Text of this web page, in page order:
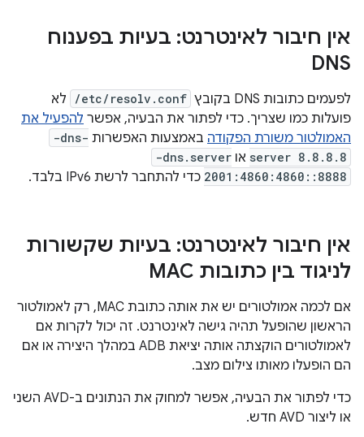
אין חיבור לאינטרנט: בעיות בפענוח
DNS
לפעמים כתובות DNS בקובץ /etc/resolv.conf
לא
פועלות כמו שצריך. כדי לפתור את הבעיה, אפשר להפעיל את
האמולטור משורת הפקודה באמצעות האפשרות -dns-
server 8.8.8.8 או -dns.server
2001:4860:4860::8888 כדי להתחבר לרשת IPv6 בלבד.
אין חיבור לאינטרנט: בעיות שקשורות
לניגוד בין כתובות MAC
אם לכמה אמולטורים יש את אותה כתובת MAC, רק לאמולטור
הראשון שהופעל תהיה גישה לאינטרנט. זה יכול לקרות אם
לאמולטורים הוקצתה אותה יציאת ADB במהלך היצירה או אם
הם הופעלו מאותו צילום מצב.
כדי לפתור את הבעיה, אפשר למחוק את הנתונים ב-AVD השני
או ליצור AVD חדש.